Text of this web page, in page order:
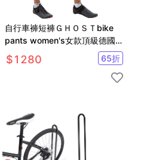
自行車褲短褲ＧＨＯＳＴbike
pants women's女款頂級德國
自行車品牌
$1280 65折